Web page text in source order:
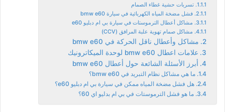
تسربات حشية غطاء الصمام
فشل مضخة المياه الكهربائية في سيارة bmw e60
مشاكل أعطال الترموستات في سيارة بي ام دبليو e60
مشاكل صمام تهوية علبة المرافق (CCV)
مشاكل وأعطال ناقل الحركة في bmw e60
علامات اعطال bmw e60 لوحدة الميكاترونيك
أبرز الأسئلة الشائعة حول أعطال bmw e60
ما هي مشاكل نظام التبريد في bmw e60؟
هل فشل مضخة المياه ممكن في سيارة بي ام دبليو e60؟
ما هو فشل الترموستات في بي ام بدليو اي 60؟